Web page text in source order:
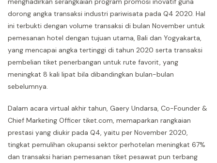
dorong angka transaksi industri pariwisata pada Q4 2020. Hal
ini terbukti dengan volume transaksi di bulan November untuk
pemesanan hotel dengan tujuan utama, Bali dan Yogyakarta,
yang mencapai angka tertinggi di tahun 2020 serta transaksi
pembelian tiket penerbangan untuk rute favorit, yang
meningkat 8 kali lipat bila dibandingkan bulan-bulan
sebelumnya.
Dalam acara virtual akhir tahun, Gaery Undarsa, Co-Founder &
Chief Marketing Officer tiket.com, memaparkan rangkaian
prestasi yang diukir pada Q4, yaitu per November 2020,
tingkat pemulihan okupansi sektor perhotelan meningkat 67%
dan transaksi harian pemesanan tiket pesawat pun terbang